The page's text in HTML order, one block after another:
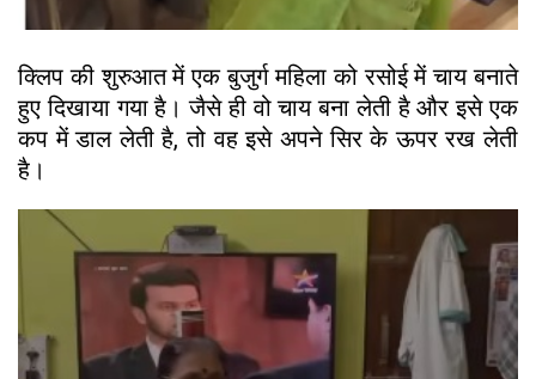
क्लिप की शुरुआत में एक बुजुर्ग महिला को रसोई में चाय बनाते
हुए दिखाया गया है। जैसे ही वो चाय बना लेती है और इसे एक
कप में डाल लेती है, तो वह इसे अपने सिर के ऊपर रख लेती
है।